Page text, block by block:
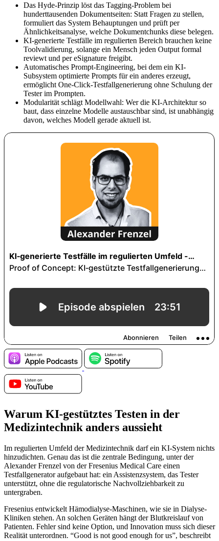
Das Hyde-Prinzip löst das Tagging-Problem bei
hunderttausenden Dokumentseiten: Statt Fragen zu stellen,
formuliert das System Behauptungen und prüft per
Ähnlichkeitsanalyse, welche Dokumentchunks diese belegen.
KI-generierte Testfälle im regulierten Bereich brauchen keine
Toolvalidierung, solange ein Mensch jeden Output formal
reviewt und per eSignature freigibt.
Automatisches Prompt-Engineering, bei dem ein KI-
Subsystem optimierte Prompts für ein anderes erzeugt,
ermöglicht One-Click-Testfallgenerierung ohne Schulung der
Tester im Prompten.
Modularität schlägt Modellwahl: Wer die KI-Architektur so
baut, dass einzelne Modelle austauschbar sind, ist unabhängig
davon, welches Modell gerade aktuell ist.
Warum KI-gestütztes Testen in der
Medizintechnik anders aussieht
Im regulierten Umfeld der Medizintechnik darf ein KI-System nichts
hinzudichten. Genau das ist die zentrale Bedingung, unter der
Alexander Frenzel von der Fresenius Medical Care einen
Testfallgenerator aufgebaut hat: ein Assistenzsystem, das Tester
unterstützt, ohne die regulatorische Nachvollziehbarkeit zu
untergraben.
Fresenius entwickelt Hämodialyse-Maschinen, wie sie in Dialyse-
Kliniken stehen. An solchen Geräten hängt der Blutkreislauf von
Patienten. Fehler sind keine Option, und Innovation muss sich dieser
Realität unterordnen. “Good is not good enough for us”, beschreibt